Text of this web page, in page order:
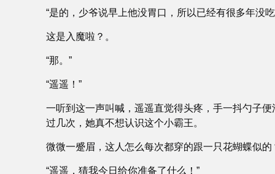
“是的，少爷说早上他没胃口，所以已经有很多年没
这是入魔啦？。
“那。”
“遥遥！”
一听到这一声叫喊，遥遥直觉得头疼，手一抖勺子
过几次，她真不想认识这个小霸王。
微微一蹙眉，这人怎么每次都穿的跟一只花蝴蝶似
“遥遥，猜我今日给你准备了什么！”